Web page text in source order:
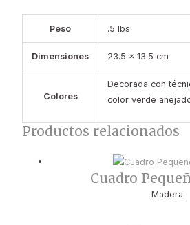
Peso .5 lbs
Dimensiones 23.5 × 13.5 cm
Colores
Decorada con
color verde
Productos relacionados
Cuadro
Madera